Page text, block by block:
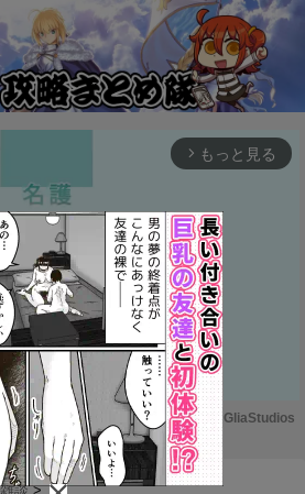
arrow_forward_ios もっと見る
M
u
Powered by GliaStudios
談 >